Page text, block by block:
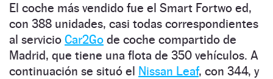
El coche más vendido fue el Smart Fortwo ed,
con 388 unidades, casi todas correspondientes
al servicio Car2Go de coche compartido de
Madrid, que tiene una flota de 350 vehículos. A
continuación se situó el Nissan Leaf, con 344, y